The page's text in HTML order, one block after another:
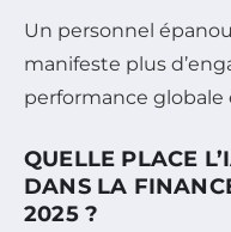
Un personnel
manifeste plus
performance
QUELLE PLACE
DANS LA
2025 ?